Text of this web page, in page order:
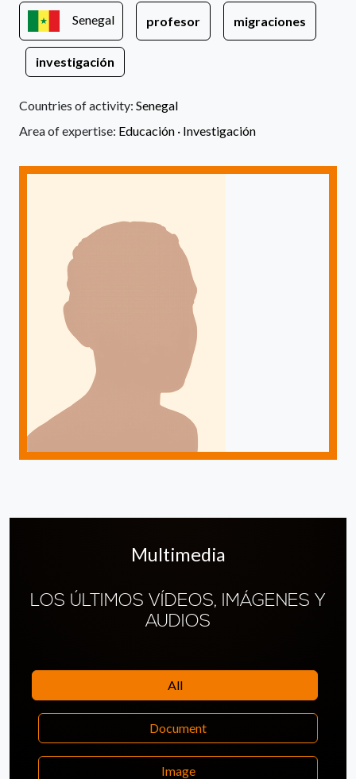
Senegal profesor migraciones
investigación
Countries of activity: Senegal
Area of expertise: Educación · Investigación
Multimedia
LOS ÚLTIMOS VÍDEOS, IMÁGENES Y
AUDIOS
All
Document
Image